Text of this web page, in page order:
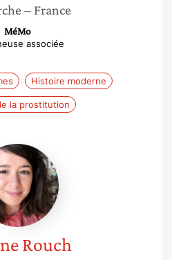
– France
MéMo
associée
Histoire moderne
la prostitution
Marine
Rouch
Rouch